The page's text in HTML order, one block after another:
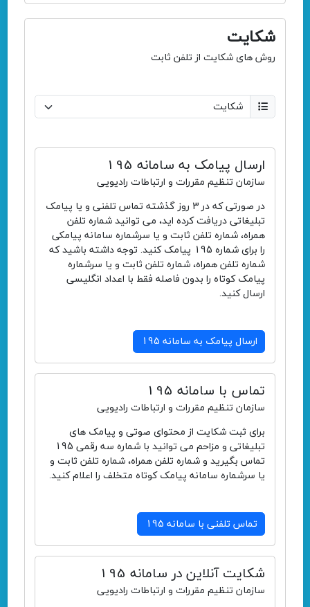
شکایت
روش های شکایت از تلفن ثابت
ارسال پیامک به سامانه 195
سازمان تنظیم مقررات و ارتباطات رادیویی
در صورتی که در 3 روز گذشته تماس تلفنی و یا پیامک
تبلیغاتی دریافت کرده اید، می توانید شماره تلفن
همراه، شماره تلفن ثابت و یا سرشماره سامانه پیامکی
را برای شماره 195 پیامک کنید. توجه داشته باشید که
شماره تلفن همراه، شماره تلفن ثابت و یا سرشماره
پیامک کوتاه را بدون فاصله فقط با اعداد انگلیسی
ارسال کنید.
ارسال پیامک به سامانه 195
تماس با سامانه 195
سازمان تنظیم مقررات و ارتباطات رادیویی
برای ثبت شکایت از محتوای صوتی و پیامک های
تبلیغاتی و مزاحم می توانید با شماره سه رقمی 195
تماس بگیرید و شماره تلفن همراه، شماره تلفن ثابت و
یا سرشماره سامانه پیامک کوتاه متخلف را اعلام کنید.
تماس تلفنی با سامانه 195
شکایت آنلاین در سامانه 195
سازمان تنظیم مقررات و ارتباطات رادیویی